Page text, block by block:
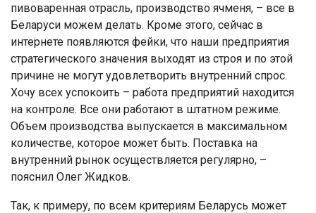
пивоваренная отрасль, производство ячменя, – все в
Беларуси можем делать. Кроме этого, сейчас в
интернете появляются фейки, что наши предприятия
стратегического значения выходят из строя и по этой
причине не могут удовлетворить внутренний спрос.
Хочу всех успокоить – работа предприятий находится
на контроле. Все они работают в штатном режиме.
Объем производства выпускается в максимальном
количестве, которое может быть. Поставка на
внутренний рынок осуществляется регулярно, –
пояснил Олег Жидков.
Так, к примеру, по всем критериям Беларусь может